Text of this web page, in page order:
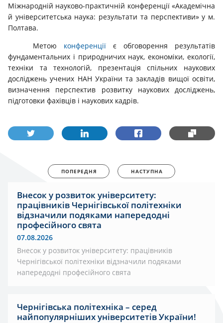
Міжнародній науково-практичній конференції «Академічна
й університетська наука: результати та перспективи» у м.
Полтава.
Метою конференції є обговорення результатів
фундаментальних і природничих наук, економіки, екології,
техніки та технологій, презентація спільних наукових
досліджень учених НАН України та закладів вищої освіти,
визначення перспектив розвитку наукових досліджень,
підготовки фахівців і наукових кадрів.
ПОПЕРЕДНЯ НАСТУПНА
Внесок у розвиток університету:
працівників Чернігівської політехніки
відзначили подяками напередодні
професійного свята
07.08.2026
Внесок у розвиток університету: працівників
Чернігівської політехніки відзначили подяками
напередодні професійного свята
Чернігівська політехніка – серед
найпопулярніших університетів України!